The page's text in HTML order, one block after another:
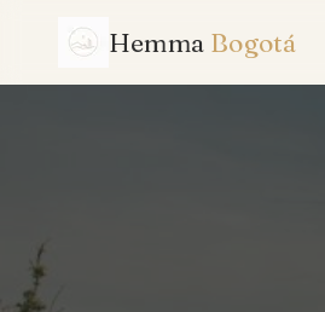
Hemma Bogotá